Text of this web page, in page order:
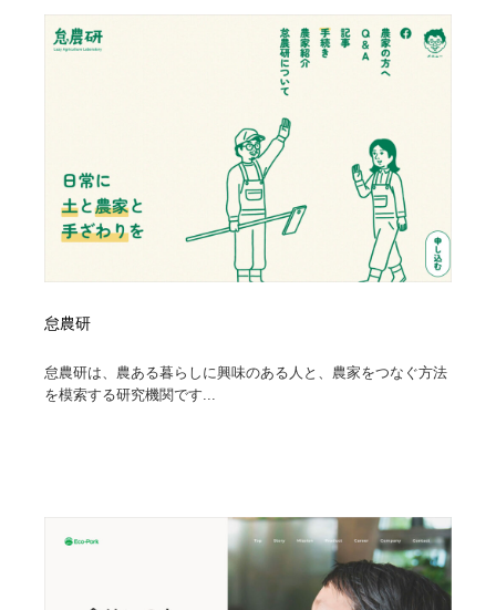
怠農研
怠農研は、農ある暮らしに興味のある人と、農家をつなぐ方法
を模索する研究機関です...